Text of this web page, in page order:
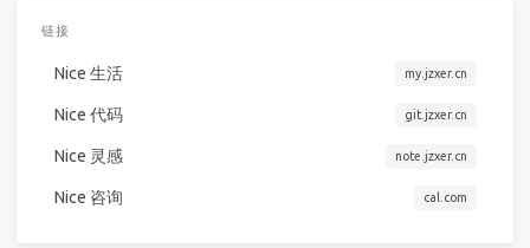
链接
Nice 生活 my.jzxer.cn
Nice 代码 git.jzxer.cn
Nice 灵感 note.jzxer.cn
Nice 咨询 cal.com